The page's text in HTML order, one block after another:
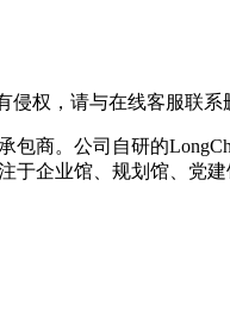
侵权，请与在线客服联系
商。公司自研的
企业馆、规划馆、党